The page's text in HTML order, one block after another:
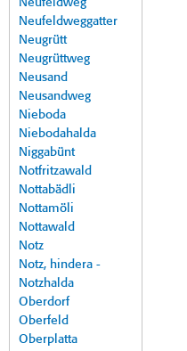
Neufeldweg
Neufeldweggatter
Neugrütt
Neugrüttweg
Neusand
Neusandweg
Nieboda
Niebodahalda
Niggabünt
Notfritzawald
Nottabädli
Nottamöli
Nottawald
Notz
Notz, hindera -
Notzhalda
Oberdorf
Oberfeld
Oberplatta